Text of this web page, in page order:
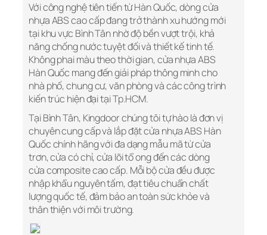
Với công nghệ tiên tiến từ Hàn Quốc, dòng cửa
nhựa ABS cao cấp đang trở thành xu hướng mới
tại khu vực Bình Tân nhờ độ bền vượt trội, khả
năng chống nước tuyệt đối và thiết kế tinh tế.
Không phai màu theo thời gian, cửa nhựa ABS
Hàn Quốc mang đến giải pháp thông minh cho
nhà phố, chung cư, văn phòng và các công trình
kiến trúc hiện đại tại Tp.HCM.
Tại Bình Tân, Kingdoor chúng tôi tự hào là đơn vị
chuyên cung cấp và lắp đặt cửa nhựa ABS Hàn
Quốc chính hãng với đa dạng mẫu mã từ cửa
trơn, cửa có chỉ, cửa lõi tổ ong đến các dòng
cửa composite cao cấp. Mỗi bộ cửa đều được
nhập khẩu nguyên tấm, đạt tiêu chuẩn chất
lượng quốc tế, đảm bảo an toàn sức khỏe và
thân thiện với môi trường.